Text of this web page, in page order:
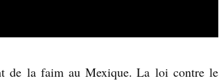
de la faim au Mexique. La loi contre le